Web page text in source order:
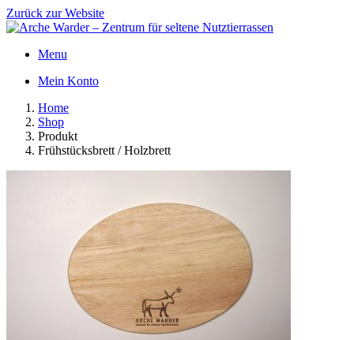
Zurück zur Website
Menu
Mein Konto
Home
Shop
Produkt
Frühstücksbrett / Holzbrett